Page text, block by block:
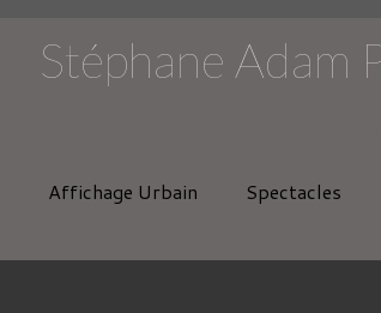
Stéphane Adam
Affichage Urbain Spectacles